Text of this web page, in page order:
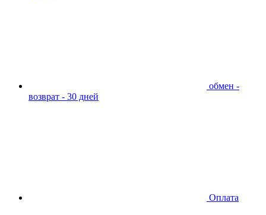
обмен -
возврат - 30 дней
Оплата